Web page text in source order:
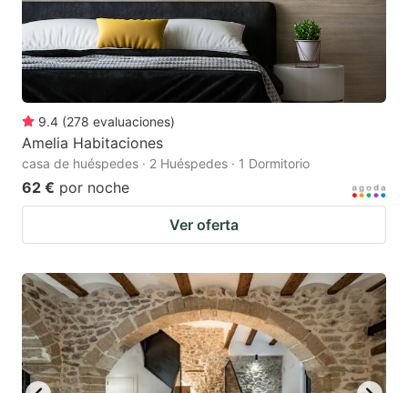
9.4 (278 evaluaciones)
Amelia Habitaciones
casa de huéspedes · 2 Huéspedes · 1 Dormitorio
62 € por noche
Ver oferta